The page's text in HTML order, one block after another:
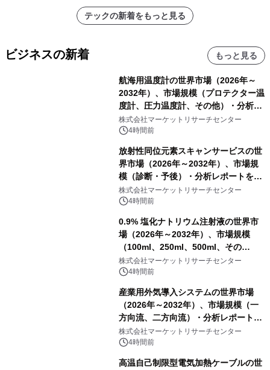
テックの新着をもっと見る
ビジネスの新着 もっと見る
航海用温度計の世界市場（2026年～
2032年）、市場規模（プロテクター温
度計、圧力温度計、その他）・分析レ
ポートを発表
株式会社マーケットリサーチセンター
4時間前
放射性同位元素スキャンサービスの世
界市場（2026年～2032年）、市場規
模（診断・予後）・分析レポートを発
表
株式会社マーケットリサーチセンター
4時間前
0.9% 塩化ナトリウム注射液の世界市
場（2026年～2032年）、市場規模
（100ml、250ml、500ml、その
他）・分析レポートを発表
株式会社マーケットリサーチセンター
4時間前
産業用外気導入システムの世界市場
（2026年～2032年）、市場規模（一
方向流、二方向流）・分析レポートを
発表
株式会社マーケットリサーチセンター
4時間前
高温自己制限型電気加熱ケーブルの世